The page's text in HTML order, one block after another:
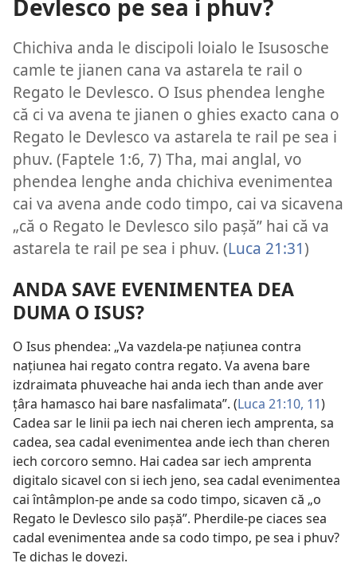
Devlesco pe sea i phuv?
Chichiva anda le discipoli loialo le Isusosche
camle te jianen cana va astarela te rail o
Regato le Devlesco. O Isus phendea lenghe
că ci va avena te jianen o ghies exacto cana o
Regato le Devlesco va astarela te rail pe sea i
phuv. (Faptele 1:6, 7) Tha, mai anglal, vo
phendea lenghe anda chichiva evenimentea
cai va avena ande codo timpo, cai va sicavena
„că o Regato le Devlesco silo pașă” hai că va
astarela te rail pe sea i phuv. (Luca 21:31)
ANDA SAVE EVENIMENTEA DEA
DUMA O ISUS?
O Isus phendea: „Va vazdela-pe națiunea contra
națiunea hai regato contra regato. Va avena bare
izdraimata phuveache hai anda iech than ande aver
țâra hamasco hai bare nasfalimata”. (Luca 21:10, 11)
Cadea sar le linii pa iech nai cheren iech amprenta, sa
cadea, sea cadal evenimentea ande iech than cheren
iech corcoro semno. Hai cadea sar iech amprenta
digitalo sicavel con si iech jeno, sea cadal evenimentea
cai întâmplon-pe ande sa codo timpo, sicaven că „o
Regato le Devlesco silo pașă”. Pherdile-pe ciaces sea
cadal evenimentea ande sa codo timpo, pe sea i phuv?
Te dichas le dovezi.